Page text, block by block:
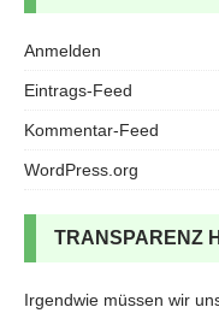
Anmelden
Eintrags-Feed
Kommentar-Feed
WordPress.org
TRANSPARENZ
Irgendwie müssen wir